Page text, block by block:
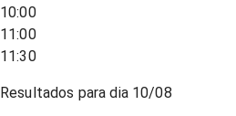
10:00
11:00
11:30
Resultados para dia 10/08